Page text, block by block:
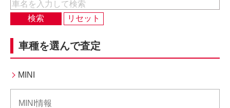
車種を選んで査定
MINI
MINI情報